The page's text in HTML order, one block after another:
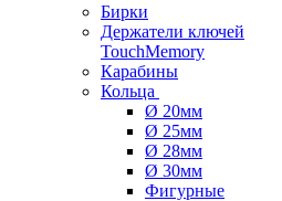
Бирки
Держатели ключей
TouchMemory
Карабины
Кольца
Ø 20мм
Ø 25мм
Ø 28мм
Ø 30мм
Фигурные